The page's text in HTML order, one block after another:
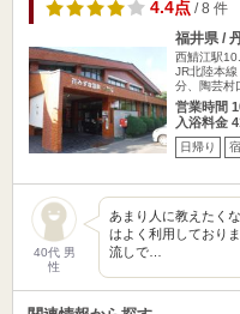
4.4点/ 8 件
福井県 /
西鯖江駅
JR北陸本
分、陶芸村
営業時間
入浴料金
日帰り
40代 男
性
あまり人に教えたく
はよく利用しており
流しで…